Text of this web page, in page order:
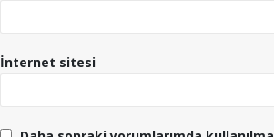
İnternet sitesi